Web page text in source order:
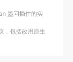
墨问插件的实
，包括改用原生